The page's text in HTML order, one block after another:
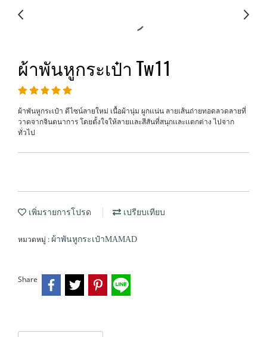
ผ้าพันหูกระเป๋า Tw11
ผ้าพันหูกระเป๋า ดีไซน์ลายใหม่ เนื้อผ้านุ่ม ผูกเเน่น ลายเส้นถ่ายทอดลวดลายที่
วาดจากจินตนาการ โดยตั้งใจให้ลายเเละสีสันที่สนุกเเละเเตกต่าง ไปจาก
ทั่วไป
เพิ่มรายการโปรด เปรียบเทียบ
หมวดหมู่ : ผ้าพันหูกระเป๋าMAMAD
Share